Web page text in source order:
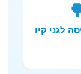
לגני קיו